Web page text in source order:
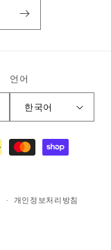
언어
한국어
개인정보처리방침